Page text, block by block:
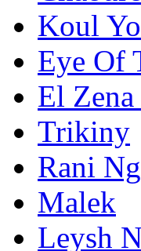
Koul
Eye Of
El
Trikiny
Rani
Malek
Leysh